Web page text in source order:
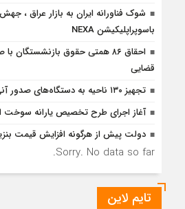
شوک فناورانه ایران به بازار عراق ،
باسوپراپلیکیشن NEXA
احقاق ۸۶ همتی حقوق بازنشستگان
قضایی
تجهیز ۱۳۰ ناحیه به دستگاه‌های صدور آنی کارت سوخت
آغاز اجرای طرح تخصیص یارانه سوخت
دولت پیش از هرگونه افزایش قیمت
Sorry. No data so far.
تایم لاین